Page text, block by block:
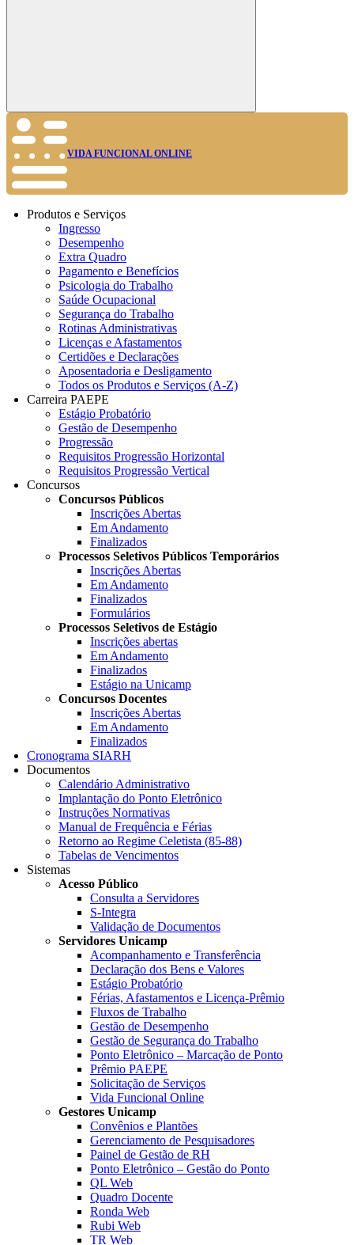
Buscar
VIDA FUNCIONAL ONLINE
Produtos e Serviços
Ingresso
Desempenho
Extra Quadro
Pagamento e Benefícios
Psicologia do Trabalho
Saúde Ocupacional
Segurança do Trabalho
Rotinas Administrativas
Licenças e Afastamentos
Certidões e Declarações
Aposentadoria e Desligamento
Todos os Produtos e Serviços (A-Z)
Carreira PAEPE
Estágio Probatório
Gestão de Desempenho
Progressão
Requisitos Progressão Horizontal
Requisitos Progressão Vertical
Concursos
Concursos Públicos
Inscrições Abertas
Em Andamento
Finalizados
Processos Seletivos Públicos Temporários
Inscrições Abertas
Em Andamento
Finalizados
Formulários
Processos Seletivos de Estágio
Inscrições abertas
Em Andamento
Finalizados
Estágio na Unicamp
Concursos Docentes
Inscrições Abertas
Em Andamento
Finalizados
Cronograma SIARH
Documentos
Calendário Administrativo
Implantação do Ponto Eletrônico
Instruções Normativas
Manual de Frequência e Férias
Retorno ao Regime Celetista (85-88)
Tabelas de Vencimentos
Sistemas
Acesso Público
Consulta a Servidores
S-Integra
Validação de Documentos
Servidores Unicamp
Acompanhamento e Transferência
Declaração dos Bens e Valores
Estágio Probatório
Férias, Afastamentos e Licença-Prêmio
Fluxos de Trabalho
Gestão de Desempenho
Gestão de Segurança do Trabalho
Ponto Eletrônico – Marcação de Ponto
Prêmio PAEPE
Solicitação de Serviços
Vida Funcional Online
Gestores Unicamp
Convênios e Plantões
Gerenciamento de Pesquisadores
Painel de Gestão de RH
Ponto Eletrônico – Gestão do Ponto
QL Web
Quadro Docente
Ronda Web
Rubi Web
TR Web